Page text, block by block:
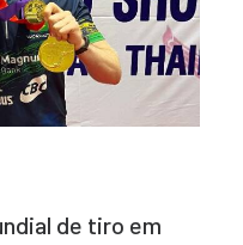
de tiro em